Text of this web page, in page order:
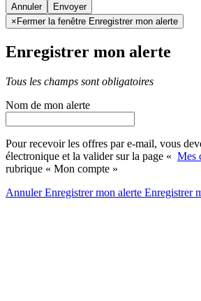
Annuler
× Fermer la fenêtre Enregistrer mon alerte
Enregistrer mon alerte
Tous les champs sont obligatoires
Nom de mon alerte
Pour recevoir les offres par e-mail, vous
électronique et la valider sur la page « Mes
rubrique « Mon compte »
AnnulerEnregistrer mon alerte Enregistrer